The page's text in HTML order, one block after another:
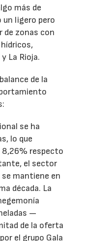
más de
un ligero pero
zonas con
La Rioja.
de la
se ha
lo que
8,26% respecto
el sector
mantiene en
década. La
—
de la oferta
el grupo Gala